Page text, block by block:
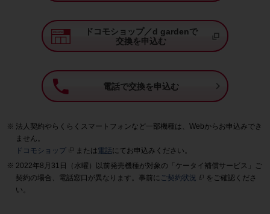
ドコモショップ／d gardenで
交換を申込む
電話で交換を申込む 
法人契約やらくらくスマートフォンなど一部機種は、Webからお申込みでき
ません。
ドコモショップ
または 電話にてお申込みください。
2022年8月31日（水曜）以前発売機種が対象の「ケータイ補償サービス」ご
契約の場合、電話窓口が異なります。事前に ご契約状況
をご確認くださ
い。